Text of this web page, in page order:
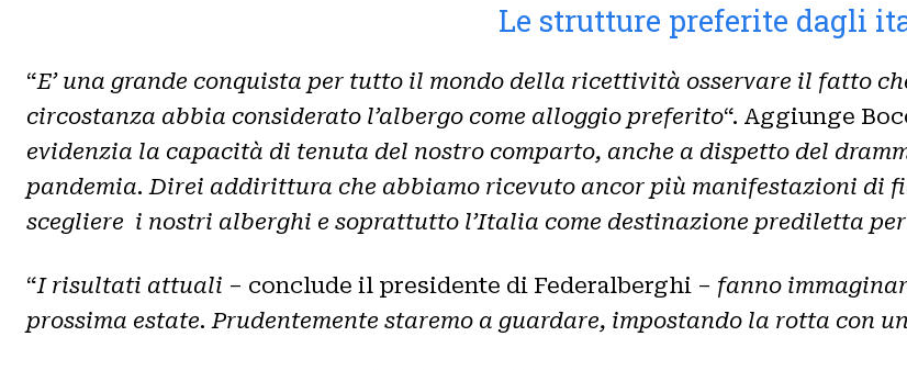
Le strutture preferite dagli
“E’ una grande conquista per tutto il mondo della ricettività osservare il fatto
circostanza abbia considerato l’albergo come alloggio preferito“. Aggiunge
evidenzia la capacità di tenuta del nostro comparto, anche a dispetto del
pandemia. Direi addirittura che abbiamo ricevuto ancor più manifestazioni di
scegliere i nostri alberghi e soprattutto l’Italia come destinazione prediletta
“I risultati attuali – conclude il presidente di Federalberghi – fanno
prossima estate. Prudentemente staremo a guardare, impostando la rotta con